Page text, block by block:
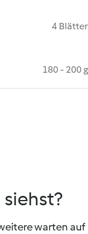
4 Blätter
180 - 200 g
warten auf